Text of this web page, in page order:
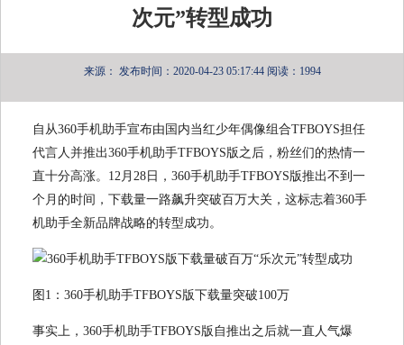
次元”转型成功
来源： 发布时间：2020-04-23 05:17:44 阅读：1994
自从360手机助手宣布由国内当红少年偶像组合TFBOYS担任
代言人并推出360手机助手TFBOYS版之后，粉丝们的热情一
直十分高涨。12月28日，360手机助手TFBOYS版推出不到一
个月的时间，下载量一路飙升突破百万大关，这标志着360手
机助手全新品牌战略的转型成功。
图1：360手机助手TFBOYS版下载量突破100万
事实上，360手机助手TFBOYS版自推出之后就一直人气爆